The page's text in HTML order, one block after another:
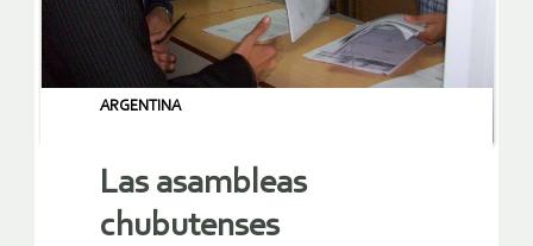
ARGENTINA
Las asambleas
chubutenses